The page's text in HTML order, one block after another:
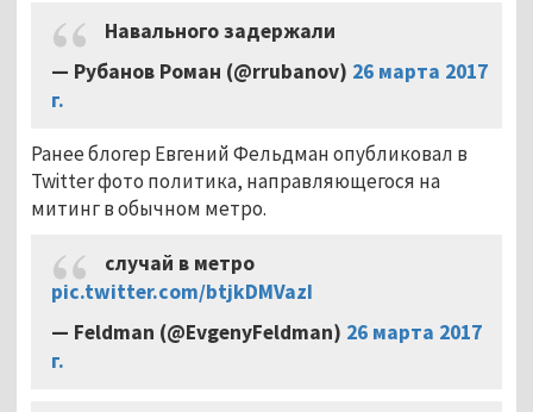
Навального задержали
— Рубанов Роман (@rrubanov) 26 марта 2017
г.
Ранее блогер Евгений Фельдман опубликовал в
Twitter фото политика, направляющегося на
митинг в обычном метро.
случай в метро
pic.twitter.com/btjkDMVazI
— Feldman (@EvgenyFeldman) 26 марта 2017
г.